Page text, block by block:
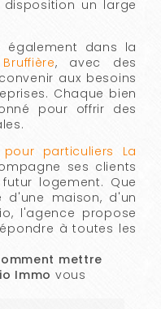
un large
également dans la
, avec des
aux besoins
Chaque bien
pour offrir des
particuliers La
ses clients
logement. Que
d'une maison, d'un
l'agence propose
à toutes les
mettre
Immo vous